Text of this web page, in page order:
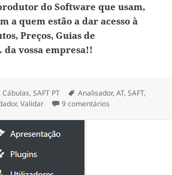
do Software que usam,
a quem estão a dar acesso à
Preços, Guias de
vossa empresa!!
Cábulas,SAFT PT Etiquetas
Analisador,AT,SAFT,
,Validar 9 comentários